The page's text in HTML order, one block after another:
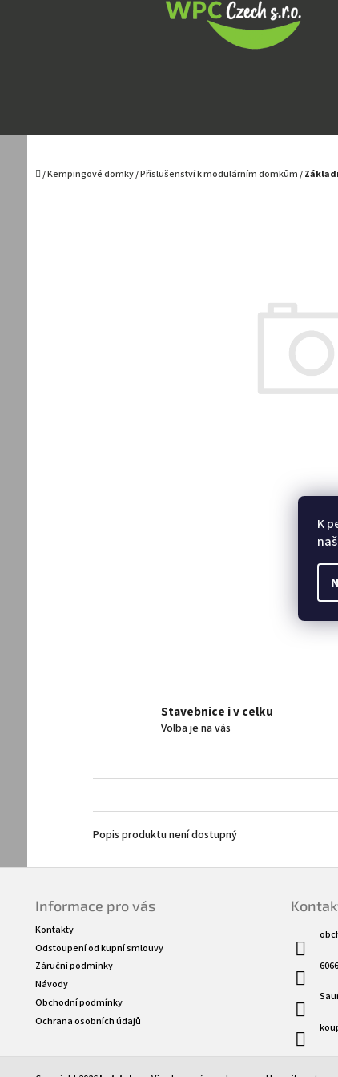
K
Domů
/Kempingové domky/Příslušenství k modulárním domkům/
Stavebnice i v celku
Volba je na vás
Popis produktu není dostupný
Informace pro vás
Kontakty
Odstoupení od kupní smlouvy
Záruční podmínky
Návody
Obchodní podmínky
Ochrana osobních údajů